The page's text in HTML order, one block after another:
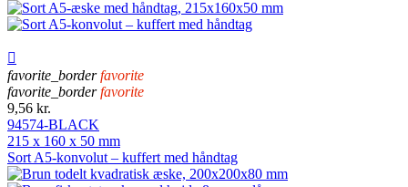

favorite_border favorite
favorite_border favorite
9,56 kr.
94574-BLACK
215 x 160 x 50 mm
Sort A5-konvolut – kuffert med håndtag